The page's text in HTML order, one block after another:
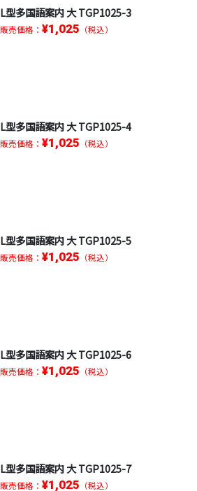
L型多国語案内 大 TGP1025-3
販売価格： ¥1,025 （税込）
L型多国語案内 大 TGP1025-4
販売価格： ¥1,025 （税込）
L型多国語案内 大 TGP1025-5
販売価格： ¥1,025 （税込）
L型多国語案内 大 TGP1025-6
販売価格： ¥1,025 （税込）
L型多国語案内 大 TGP1025-7
販売価格： ¥1,025 （税込）